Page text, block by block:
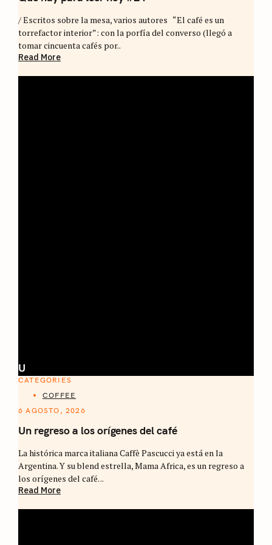
/ Escritos sobre la mesa, varios autores “El café es un
torrefactor interior”: con la porfía del converso (llegó a
tomar cincuenta cafés por..
Read More
U
CATEGORIES
COFFEE
6 AGOSTO, 2026
Un regreso a los orígenes del café
La histórica marca italiana Caffè Pascucci ya está en la
Argentina. Y su blend estrella, Mama Africa, es un regreso a
los orígenes del café. ..
Read More